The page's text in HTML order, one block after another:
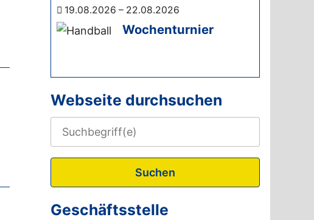
19.08.2026 – 22.08.2026
Wochenturnier
Webseite durchsuchen
Suchen
Geschäftsstelle